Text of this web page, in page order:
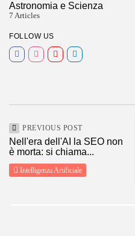
Astronomia e Scienza
7 Articles
FOLLOW US
PREVIOUS POST
Nell'era dell'AI la SEO non
è morta: si chiama...
Intelligenza Artificiale